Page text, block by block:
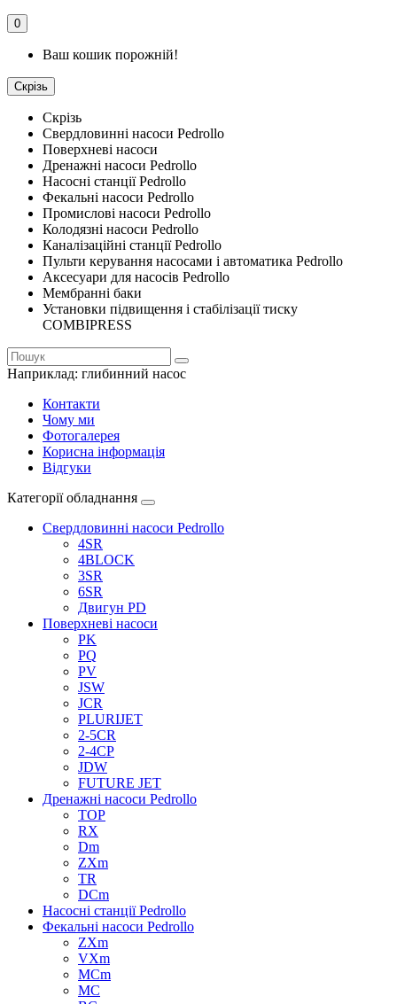
0
Ваш кошик порожній!
Скрізь
Скрізь
Свердловинні насоси Pedrollo
Поверхневі насоси
Дренажні насоси Pedrollo
Насосні станції Pedrollo
Фекальні насоси Pedrollo
Промислові насоси Pedrollo
Колодязні насоси Pedrollo
Каналізаційні станції Pedrollo
Пульти керування насосами і автоматика Pedrollo
Аксесуари для насосів Pedrollo
Мембранні баки
Установки підвищення і стабілізації тиску
COMBIPRESS
Наприклад: глибинний насос
Контакти
Чому ми
Фотогалерея
Корисна інформація
Відгуки
Категорії обладнання
Свердловинні насоси Pedrollo
4SR
4BLOCK
3SR
6SR
Двигун PD
Поверхневі насоси
PK
PQ
PV
JSW
JCR
PLURIJET
2-5CR
2-4CP
JDW
FUTURE JET
Дренажні насоси Pedrollo
TOP
RX
Dm
ZXm
TR
DCm
Насосні станції Pedrollo
Фекальні насоси Pedrollo
ZXm
VXm
MCm
MC